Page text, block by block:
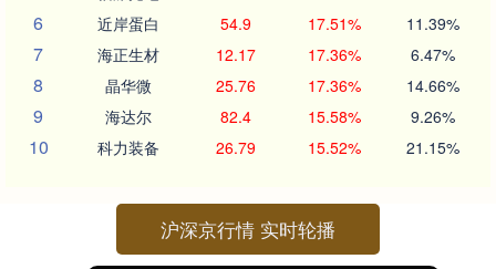
6 近岸蛋白 54.9 17.51% 11.39%
7 海正生材 12.17 17.36% 6.47%
8 晶华微 25.76 17.36% 14.66%
9 海达尔 82.4 15.58% 9.26%
10 科力装备 26.79 15.52% 21.15%
沪深京行情 实时轮播